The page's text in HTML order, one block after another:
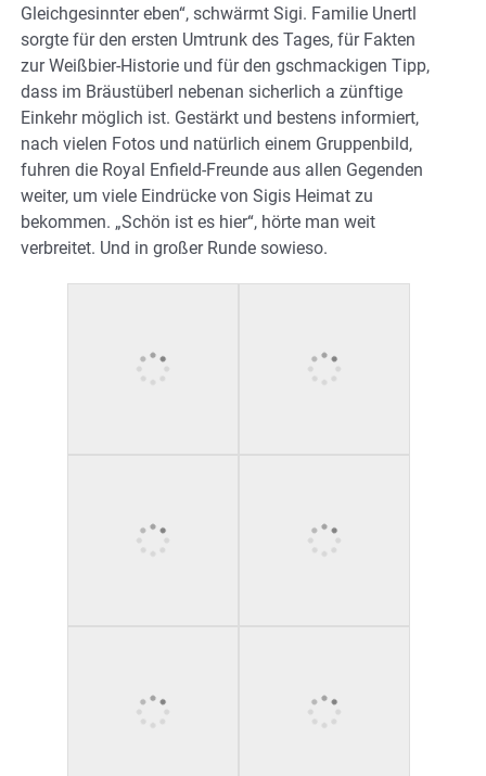
Gleichgesinnter eben“, schwärmt Sigi. Familie Unertl
sorgte für den ersten Umtrunk des Tages, für Fakten
zur Weißbier-Historie und für den gschmackigen Tipp,
dass im Bräustüberl nebenan sicherlich a zünftige
Einkehr möglich ist. Gestärkt und bestens informiert,
nach vielen Fotos und natürlich einem Gruppenbild,
fuhren die Royal Enfield-Freunde aus allen Gegenden
weiter, um viele Eindrücke von Sigis Heimat zu
bekommen. „Schön ist es hier“, hörte man weit
verbreitet. Und in großer Runde sowieso.